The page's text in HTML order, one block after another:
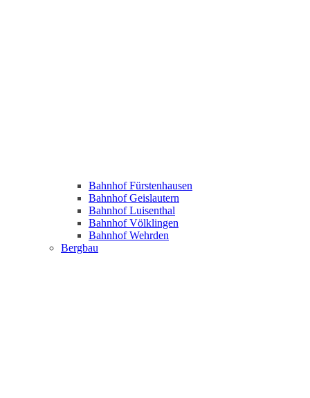
Bahnhof Fürstenhausen
Bahnhof Geislautern
Bahnhof Luisenthal
Bahnhof Völklingen
Bahnhof Wehrden
Bergbau